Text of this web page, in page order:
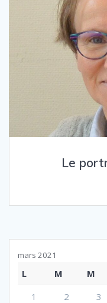
Le
mars 2021
L M M
1
2 3